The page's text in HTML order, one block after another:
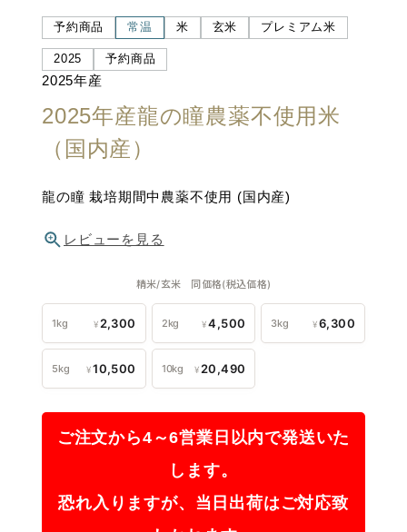
予約商品 常温 米 玄米 プレミアム米
2025 予約商品
2025年産
2025年産龍の瞳農薬不使用米
（国内産）
龍の瞳 栽培期間中農薬不使用 (国内産)
レビューを見る
精米/玄米 同価格(税込価格)
1kg ¥ 2,300 2kg ¥4,500 3kg ¥6,300
5kg ¥10,500 10kg ¥ 20,490
ご注文から4～6営業日以内で発送いた
します。
恐れ入りますが、当日出荷はご対応致